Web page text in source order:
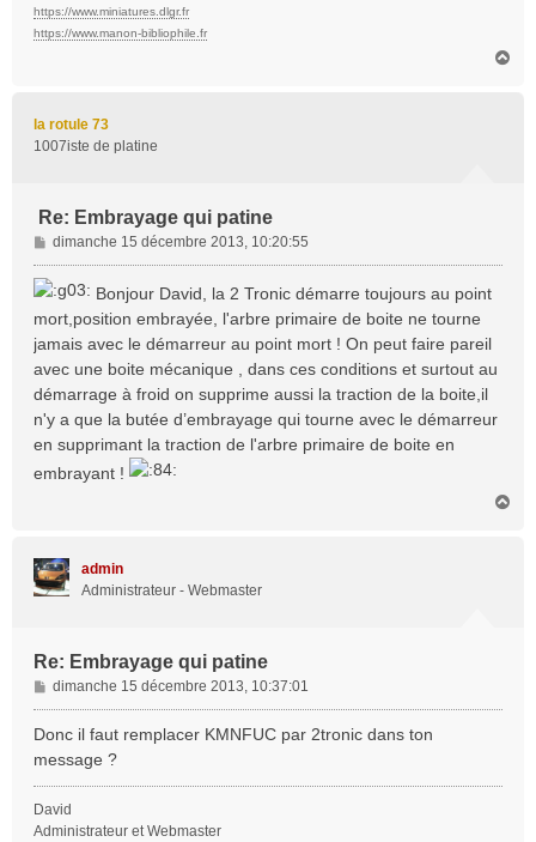
https://www.miniatures.dlgr.fr
https://www.manon-bibliophile.fr
la rotule 73
1007iste de platine
Re: Embrayage qui patine
M
e
s
a
g
e
dimanche 15 décembre 2013, 10:20:55
Bonjour David, la 2 Tronic démarre toujours au point
mort,position embrayée, l'arbre primaire de boite ne tourne
jamais avec le démarreur au point mort ! On peut faire pareil
avec une boite mécanique , dans ces conditions et surtout au
démarrage à froid on supprime aussi la traction de la boite,il
n'y a que la butée d’embrayage qui tourne avec le démarreur
en supprimant la traction de l'arbre primaire de boite en
embrayant !
admin
Administrateur - Webmaster
Re: Embrayage qui patine
M
e
s
a
g
e
dimanche 15 décembre 2013, 10:37:01
Donc il faut remplacer KMNFUC par 2tronic dans ton
message ?
David
Administrateur et Webmaster